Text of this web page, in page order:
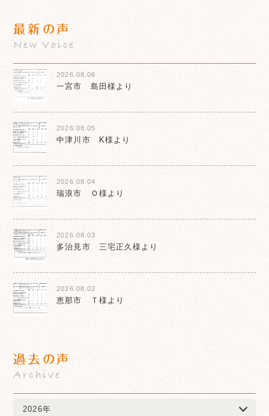
最新の声
New Voice
2026.08.06
一宮市 島田様より
2026.08.05
中津川市 K様より
2026.08.04
瑞浪市 Ｏ様より
2026.08.03
多治見市 三宅正久様より
2026.08.02
恵那市 Ｔ様より
過去の声
Archive
2026年